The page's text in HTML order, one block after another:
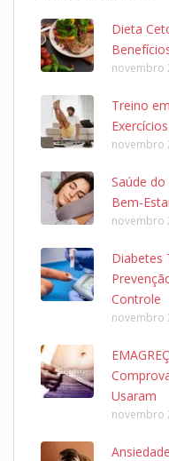
Dieta
novembro
Treino
novembro
Saúde
Bem-
novembro
Diabetes
Controle
novembro
Usaram
novembro